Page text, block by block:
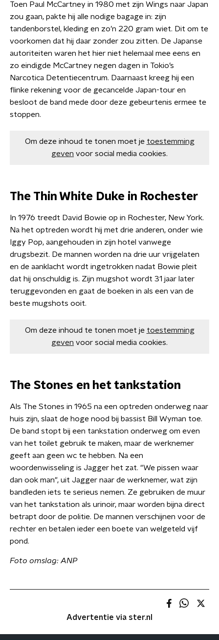
Toen Paul McCartney in 1980 met zijn Wings naar Japan
zou gaan, pakte hij alle nodige bagage in: zijn
tandenborstel, kleding en zo’n 220 gram wiet. Dit om te
voorkomen dat hij daar zonder zou zitten. De Japanse
autoriteiten waren het hier niet helemaal mee eens en
zo eindigde McCartney negen dagen in Tokio’s
Narcotica Detentiecentrum. Daarnaast kreeg hij een
flinke rekening voor de gecancelde Japan-tour en
besloot de band mede door deze gebeurtenis ermee te
stoppen.
Om deze inhoud te tonen moet je toestemming
geven voor social media cookies.
The Thin White Duke in Rochester
In 1976 treedt David Bowie op in Rochester, New York.
Na het optreden wordt hij met drie anderen, onder wie
Iggy Pop, aangehouden in zijn hotel vanwege
drugsbezit. De mannen worden na drie uur vrijgelaten
en de aanklacht wordt ingetrokken nadat Bowie pleit
dat hij onschuldig is. Zijn mugshot wordt 31 jaar later
teruggevonden en gaat de boeken in als een van de
beste mugshots ooit.
Om deze inhoud te tonen moet je toestemming
geven voor social media cookies.
The Stones en het tankstation
Als The Stones in 1965 na een optreden onderweg naar
huis zijn, slaat de hoge nood bij bassist Bill Wyman toe.
De band stopt bij een tankstation onderweg om even
van het toilet gebruik te maken, maar de werknemer
geeft aan geen wc te hebben. Na een
woordenwisseling is Jagger het zat. "We pissen waar
dan ook man", uit Jagger naar de werknemer, wat zijn
bandleden iets te serieus nemen. Ze gebruiken de muur
van het tankstation als urinoir, maar worden bijna direct
betrapt door de politie. De mannen verschijnen voor de
rechter en betalen ieder een boete van welgeteld vijf
pond.
Foto omslag: ​ANP
Advertentie via ster.nl